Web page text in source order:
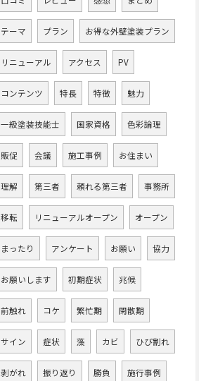
テーマ プラン お得な外壁塗装プラン
リニューアル アクセス PV
コンテンツ 特長 特徴 魅力
一級塗装技能士 国家資格 色彩論理
販促 会議 施工事例 お住まい
理解 第三者 頼れる第三者 事務所
移転 リニューアルオープン オープン
まったり アンケート お願い 協力
お願いします 初期症状 兆候
前触れ コケ 繁忙期 閑散期
サイン 症状 藻 カビ ひび割れ
剥がれ 振り返り 勝負 施行事例